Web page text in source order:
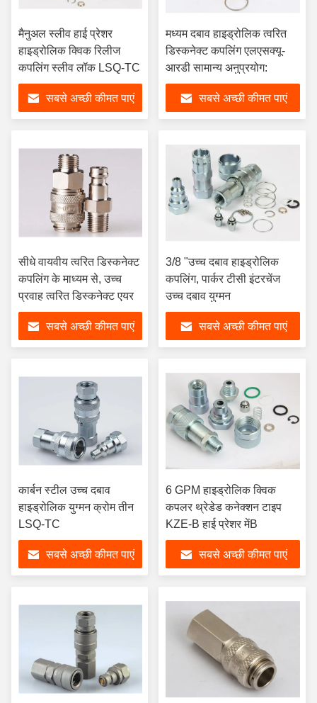
मैनुअल स्लीव हाई प्रेशर
हाइड्रोलिक क्विक रिलीज
कपलिंग स्लीव लॉक LSQ-TC
सबसे अच्छी कीमत पाएं
मध्यम दबाव हाइड्रोलिक त्वरित
डिस्कनेक्ट कपलिंग एलएसक्यू-
आरडी सामान्य अनुप्रयोग:
सबसे अच्छी कीमत पाएं
सीधे वायवीय त्वरित डिस्कनेक्ट
कपलिंग के माध्यम से, उच्च
प्रवाह त्वरित डिस्कनेक्ट एयर
सबसे अच्छी कीमत पाएं
3/8 "उच्च दबाव हाइड्रोलिक
कपलिंग, पार्कर टीसी इंटरचेंज
उच्च दबाव युग्मन
सबसे अच्छी कीमत पाएं
कार्बन स्टील उच्च दबाव
हाइड्रोलिक युग्मन क्रोम तीन
LSQ-TC
सबसे अच्छी कीमत पाएं
6 GPM हाइड्रोलिक क्विक
कपलर थ्रेडेड कनेक्शन टाइप
KZE-B हाई प्रेशर मेंB
सबसे अच्छी कीमत पाएं